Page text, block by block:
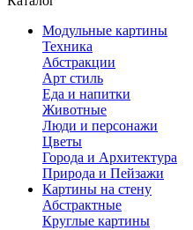
Модульные картины
Техника
Абстракции
Арт стиль
Еда и напитки
Животные
Люди и персонажи
Цветы
Города и Архитектура
Природа и Пейзажи
Картины на стену
Абстрактные
Круглые картины